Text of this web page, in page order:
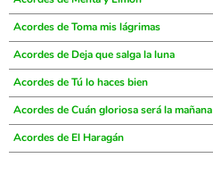
Acordes de Toma mis lágrimas
Acordes de Deja que salga la luna
Acordes de Tú lo haces bien
Acordes de Cuán gloriosa será la mañana
Acordes de El Haragán